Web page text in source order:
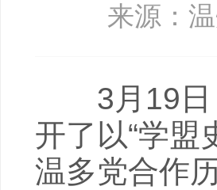
来源：
3月19日，
开了以“学盟
温多党合作